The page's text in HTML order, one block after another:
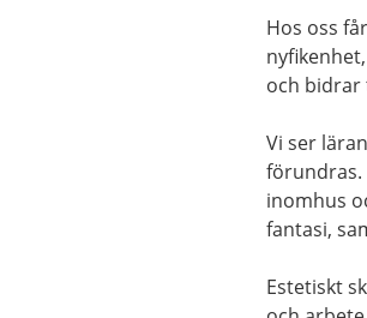
Hos oss
och bidrar
Vi ser
förundras.
inomhus
fantasi,
Estetiskt